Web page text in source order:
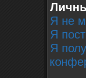
Я не
Я
Я